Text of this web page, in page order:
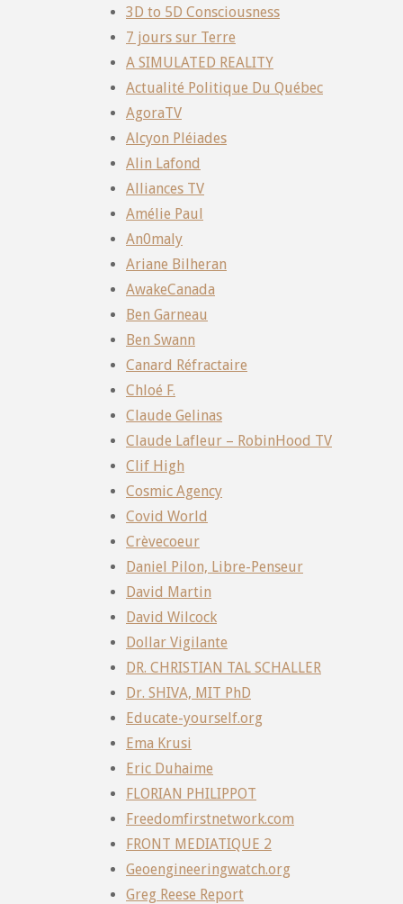
3D to 5D Consciousness
7 jours sur Terre
A SIMULATED REALITY
Actualité Politique Du Québec
AgoraTV
Alcyon Pléiades
Alin Lafond
Alliances TV
Amélie Paul
An0maly
Ariane Bilheran
AwakeCanada
Ben Garneau
Ben Swann
Canard Réfractaire
Chloé F.
Claude Gelinas
Claude Lafleur – RobinHood TV
Clif High
Cosmic Agency
Covid World
Crèvecoeur
Daniel Pilon, Libre-Penseur
David Martin
David Wilcock
Dollar Vigilante
DR. CHRISTIAN TAL SCHALLER
Dr. SHIVA, MIT PhD
Educate-yourself.org
Ema Krusi
Eric Duhaime
FLORIAN PHILIPPOT
Freedomfirstnetwork.com
FRONT MEDIATIQUE 2
Geoengineeringwatch.org
Greg Reese Report